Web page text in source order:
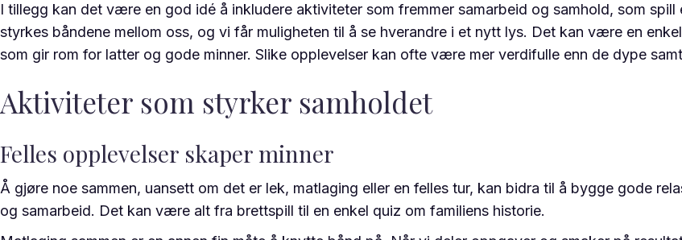
I tillegg kan det være en god idé å inkludere aktiviteter som fremmer samarbeid og samhold, som
styrkes båndene mellom oss, og vi får muligheten til å se hverandre i et nytt lys. Det kan være en
som gir rom for latter og gode minner. Slike opplevelser kan ofte være mer verdifulle enn de dype
Aktiviteter som styrker samholdet
Felles opplevelser skaper minner
Å gjøre noe sammen, uansett om det er lek, matlaging eller en felles tur, kan bidra til å bygge gode
og samarbeid. Det kan være alt fra brettspill til en enkel quiz om familiens historie.